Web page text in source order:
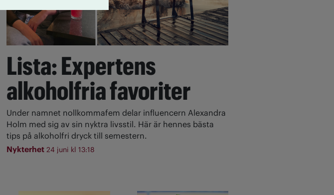
Lista: Expertens
alkoholfria favoriter
Under namnet nollkommafem delar influencern Alexandra
Holm med sig av sin nyktra livsstil. Här är hennes bästa
tips på alkoholfri dryck till semestern.
Nykterhet 24 juni kl 13:18